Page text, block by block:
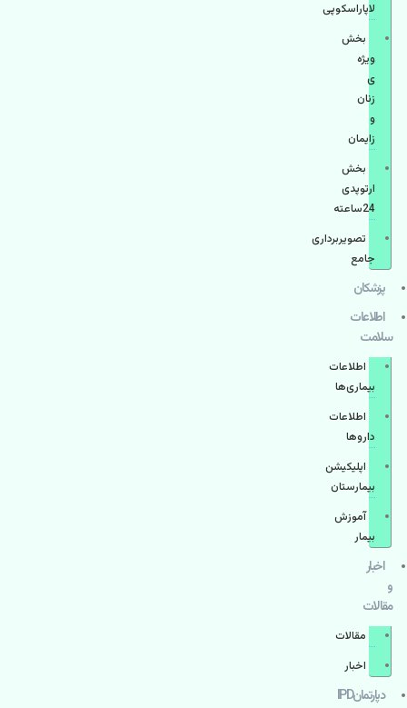
لاپاراسکوپی
بخش
ویژه
ی
زنان
و
زایمان
بخش
ارتوپدی
24ساعته
تصویربرداری
جامع
پزشكان
اطلاعات
سلامت
اطلاعات
بیماری‌ها
اطلاعات
دارو‌ها
اپليكيشن
بيمارستان
آموزش
بیمار
اخبار
و
مقالات
مقالات
اخبار
دپارتمانIPD